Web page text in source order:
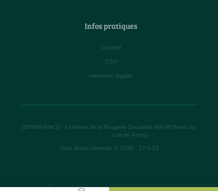
Infos pratiques
Contact
CGV
Mentions légales
GERMINANCE- 1 chemin de la Rougerie Soucelles 49140 Rives du
Loir en Anjou
Tous droits réservés © 2020 - 27.0.12